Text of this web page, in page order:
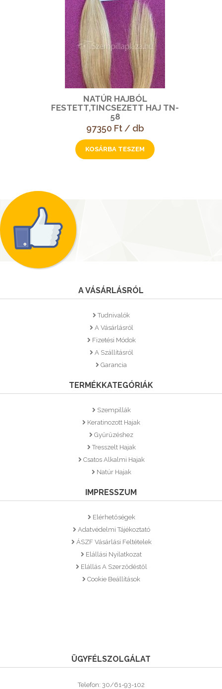
NATÚR HAJBÓL
FESTETT,TINCSEZETT HAJ TN-
58
97350 Ft / db
A VÁSÁRLÁSRÓL
Tudnivalók
A Vásárlásról
Fizetési Módok
A Szállításról
Garancia
TERMÉKKATEGÓRIÁK
Szempillák
Keratinozott Hajak
Gyűrűzéshez
Tresszelt Hajak
Csatos Alkalmi Hajak
Natúr Hajak
IMPRESSZUM
Elérhetőségek
Adatvédelmi Tájékoztató
ÁSZF Vásárlási Feltételek
Elállási Nyilatkozat
Elállás A Szerződéstől
Cookie Beállítások
ÜGYFÉLSZOLGÁLAT
Telefon: 30/61-93-102